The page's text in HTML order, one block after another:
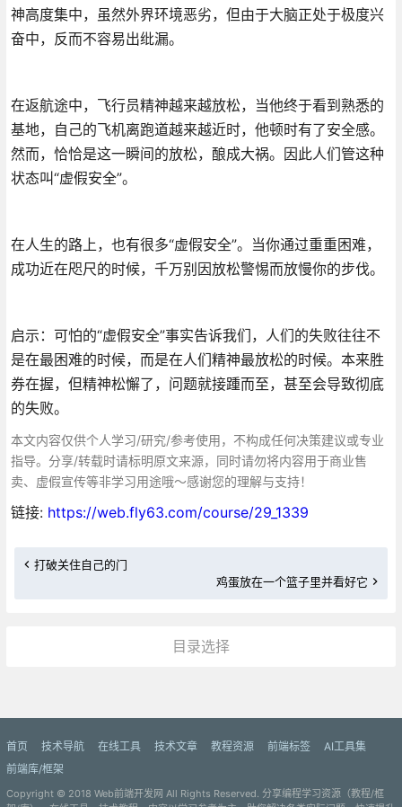
神高度集中，虽然外界环境恶劣，但由于大脑正处于极度兴
奋中，反而不容易出纰漏。
在返航途中，飞行员精神越来越放松，当他终于看到熟悉的
基地，自己的飞机离跑道越来越近时，他顿时有了安全感。
然而，恰恰是这一瞬间的放松，酿成大祸。因此人们管这种
状态叫“虚假安全”。
在人生的路上，也有很多“虚假安全”。当你通过重重困难，
成功近在咫尺的时候，千万别因放松警惕而放慢你的步伐。
启示：可怕的“虚假安全”事实告诉我们，人们的失败往往不
是在最困难的时候，而是在人们精神最放松的时候。本来胜
券在握，但精神松懈了，问题就接踵而至，甚至会导致彻底
的失败。
本文内容仅供个人学习/研究/参考使用，不构成任何决策建议或专业
指导。分享/转载时请标明原文来源，同时请勿将内容用于商业售
卖、虚假宣传等非学习用途哦～感谢您的理解与支持！
链接: https://web.fly63.com/course/29_1339
打破关住自己的门
鸡蛋放在一个篮子里并看好它
目录选择
首页 技术导航 在线工具 技术文章 教程资源 前端标签
AI工具集
前端库/框架